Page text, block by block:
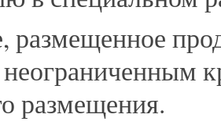
размещенное
размещения.